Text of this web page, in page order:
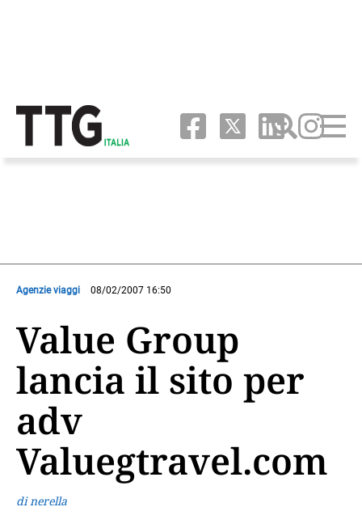
Agenzie viaggi 08/02/2007 16:50
Value Group
lancia il sito per
adv
Valuegtravel.com
di nerella